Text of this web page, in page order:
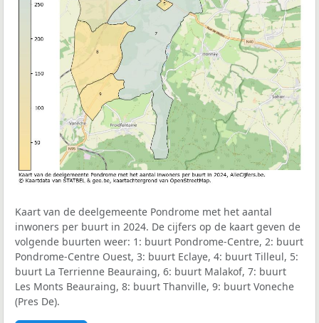
Kaart van de deelgemeente Pondrome met het aantal
inwoners per buurt in 2024. De cijfers op de kaart geven de
volgende buurten weer: 1: buurt Pondrome-Centre, 2: buurt
Pondrome-Centre Ouest, 3: buurt Eclaye, 4: buurt Tilleul, 5:
buurt La Terrienne Beauraing, 6: buurt Malakof, 7: buurt
Les Monts Beauraing, 8: buurt Thanville, 9: buurt Voneche
(Pres De).